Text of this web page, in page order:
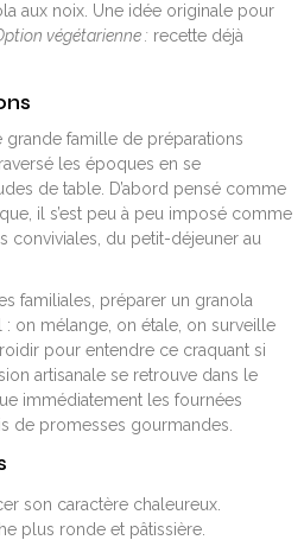
aux noix. Une idée originale pour
végétarienne : recette déjà
grande famille de préparations
les époques en se
de table. D’abord pensé comme
il s’est peu à peu imposé comme
conviviales, du petit-déjeuner au
familiales, préparer un granola
on mélange, on étale, on surveille
pour entendre ce craquant si
artisanale se retrouve dans le
immédiatement les fournées
de promesses gourmandes.
son caractère chaleureux.
plus ronde et pâtissière.